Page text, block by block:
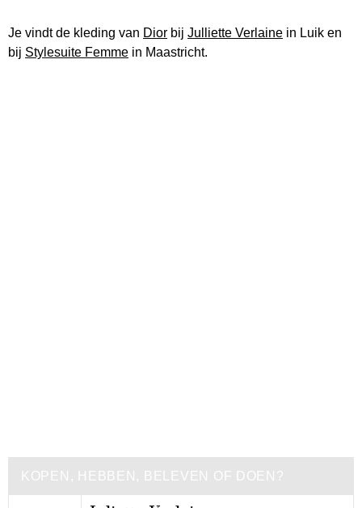
Je vindt de kleding van Dior bij Julliette Verlaine in Luik en
bij Stylesuite Femme in Maastricht.
KOPEN, HEBBEN, BELEVEN OF DOEN?